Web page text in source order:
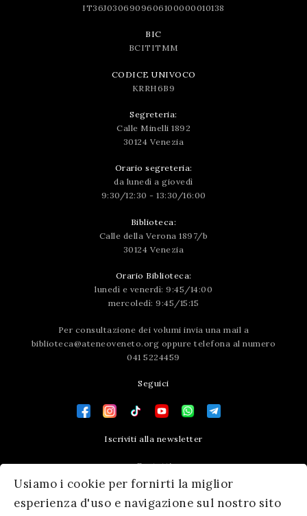
Usiamo i cookie per fornirti la miglior
esperienza d'uso e navigazione sul nostro sito
IT36J0306909606100000010138
BIC
BCITITMM
CODICE UNIVOCO
KRRH6B9
Segreteria:
Calle Minelli 1892
30124 Venezia
Orario segreteria:
da lunedì a giovedì
9:30/12:30 - 13:30/16:00
Biblioteca:
Calle della Verona 1897/b
30124 Venezia
Orario Biblioteca:
lunedì e venerdì: 9:45/14:00
mercoledì: 9:45/15:15
Per consultazione dei volumi invia una mail a
biblioteca@ateneoveneto.org oppure telefona al numero
041 5224459
Seguici
Iscriviti alla newsletter
Contatti